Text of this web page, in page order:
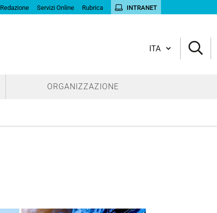
Redazione Servizi Online Rubrica INTRANET
Cambia lingua
ORGANIZZAZIONE